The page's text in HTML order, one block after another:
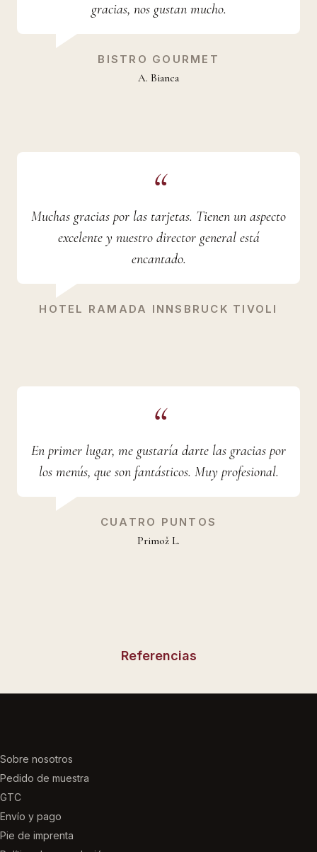
gracias, nos gustan mucho.
BISTRO GOURMET
A. Bianca
Muchas gracias por las tarjetas. Tienen un aspecto
excelente y nuestro director general está
encantado.
HOTEL RAMADA INNSBRUCK TIVOLI
En primer lugar, me gustaría darte las gracias por
los menús, que son fantásticos. Muy profesional.
CUATRO PUNTOS
Primož L.
Referencias
Sobre nosotros
Pedido de muestra
GTC
Envío y pago
Pie de imprenta